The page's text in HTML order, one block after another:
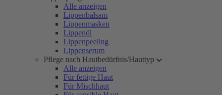
Alle anzeigen
Lippenbalsam
Lippenmasken
Lippenöl
Lippenpeeling
Lippenserum
Pflege nach Hautbedürfnis/Hauttyp
Alle anzeigen
Für fettige Haut
Für Mischhaut